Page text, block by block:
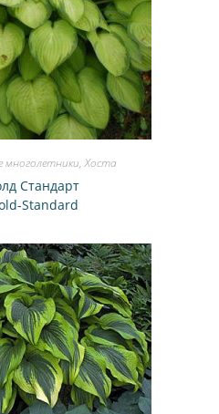
многолетники,Хоста
Стандарт
Standard